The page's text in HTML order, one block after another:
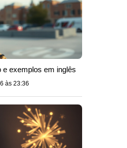
e exemplos em inglês
às 23:36